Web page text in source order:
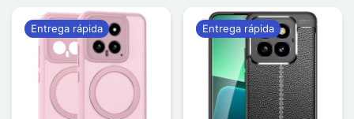
Entrega rápida Entrega rápida